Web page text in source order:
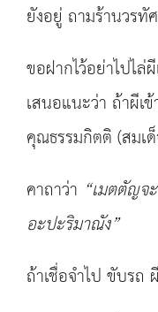
ยังอยู่ ถามร้านวรทั
ขอฝากไว้อย่าไปไ
เสนอแนะว่า ถ้าผีเ
คุณธรรมกิตติ (สมเ
คาถาว่า “เมตตัญจ
อะปะริมาณัง”
ถ้าเชื่อจำไป ขับรถ